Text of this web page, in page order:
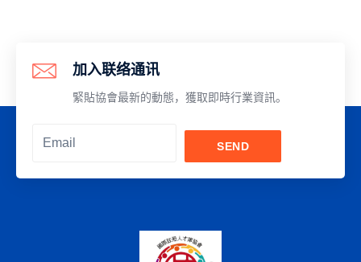
加入联络通讯
緊貼協會最新的動態，獲取即時行業資訊。
SEND